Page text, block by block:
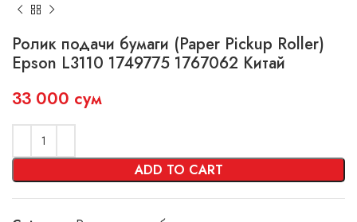
Ролик подачи бумаги (Paper Pickup Roller)
Epson L3110 1749775 1767062 Китай
33 000 сум
ADD TO CART